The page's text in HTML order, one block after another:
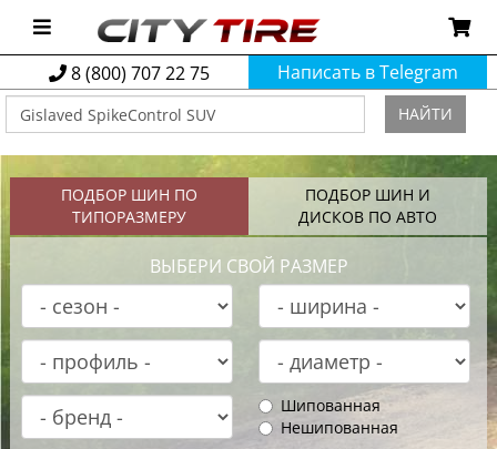
8 (800) 707 22 75 Написать в Telegram
НАЙТИ
ПОДБОР ШИН ПО
ТИПОРАЗМЕРУ
ПОДБОР ШИН И
ДИСКОВ ПО АВТО
ВЫБЕРИ СВОЙ РАЗМЕР
Шипованная
Нешипованная